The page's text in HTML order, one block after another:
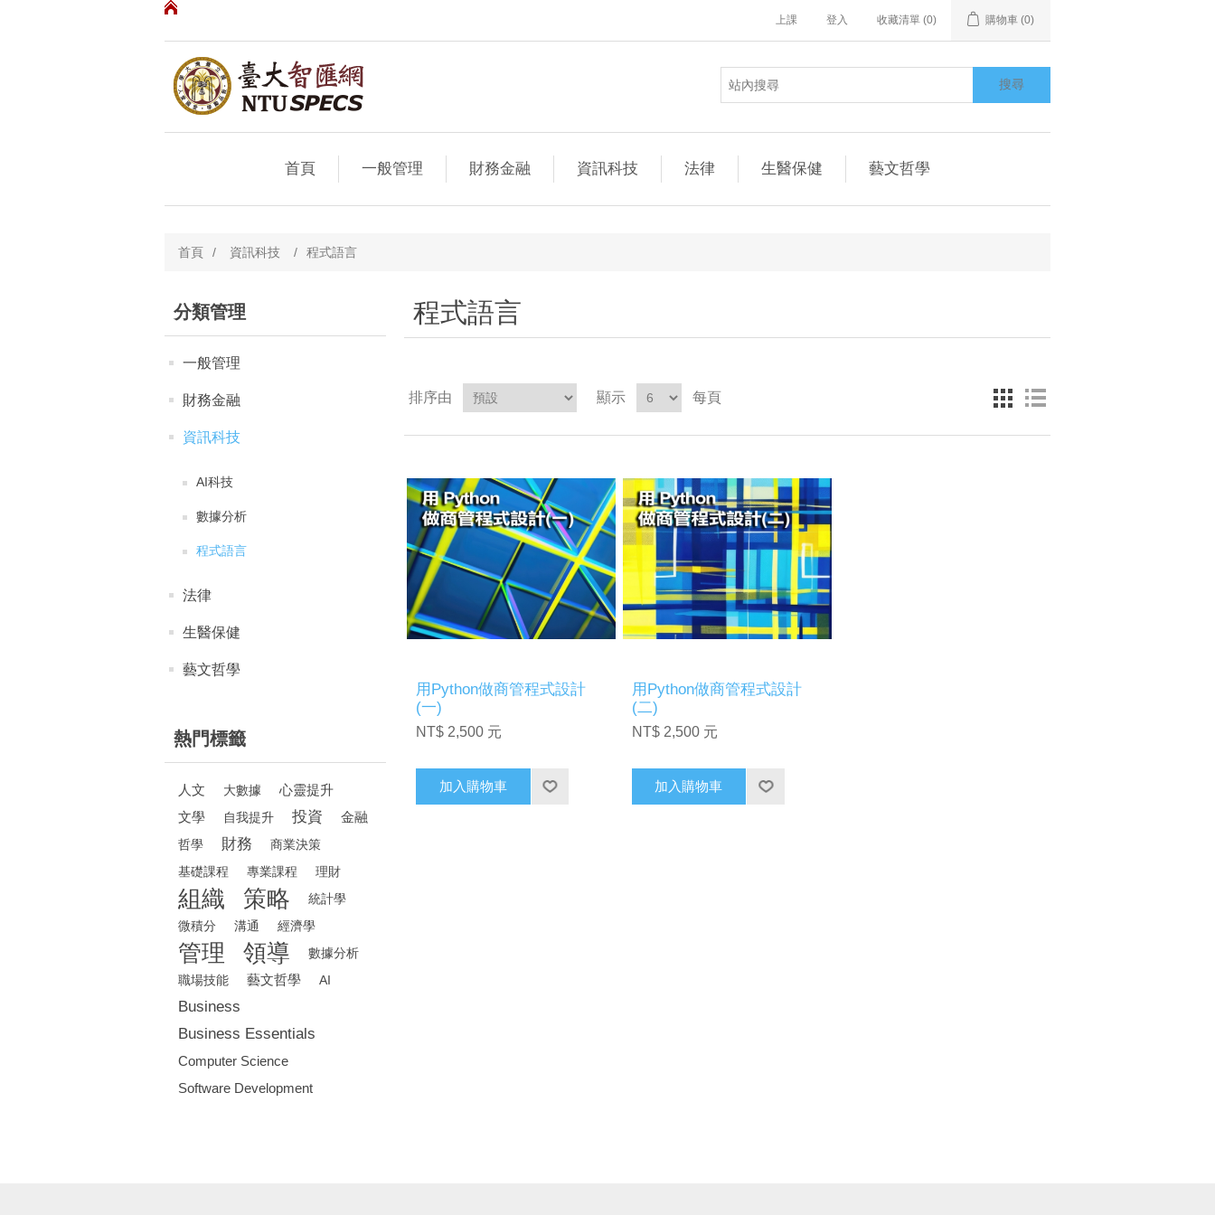
上課 登入 收藏清單 (0) 購物車 (0)
搜尋
首頁 一般管理 財務金融 資訊科技 法律 生醫保健 藝文哲學
首頁 / 資訊科技 / 程式語言
分類管理
一般管理
財務金融
資訊科技
AI科技
數據分析
程式語言
法律
生醫保健
藝文哲學
熱門標籤
人文 大數據
心靈提升
文學
自我提升 投資 金融
哲學 財務
商業決策
基礎課程
專業課程 理財
組織 策略
統計學
微積分
溝通 經濟學
管理 領導
數據分析
職場技能
藝文哲學 AI
Business
Business Essentials
Computer Science
Software Development
程式語言
排序由 顯示 每頁
用Python做商管程式設計
(一)
NT$ 2,500 元
加入購物車
用Python做商管程式設計
(二)
NT$ 2,500 元
加入購物車